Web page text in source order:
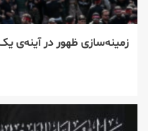
زمینه‌سازی ظهور در آینه‌ی